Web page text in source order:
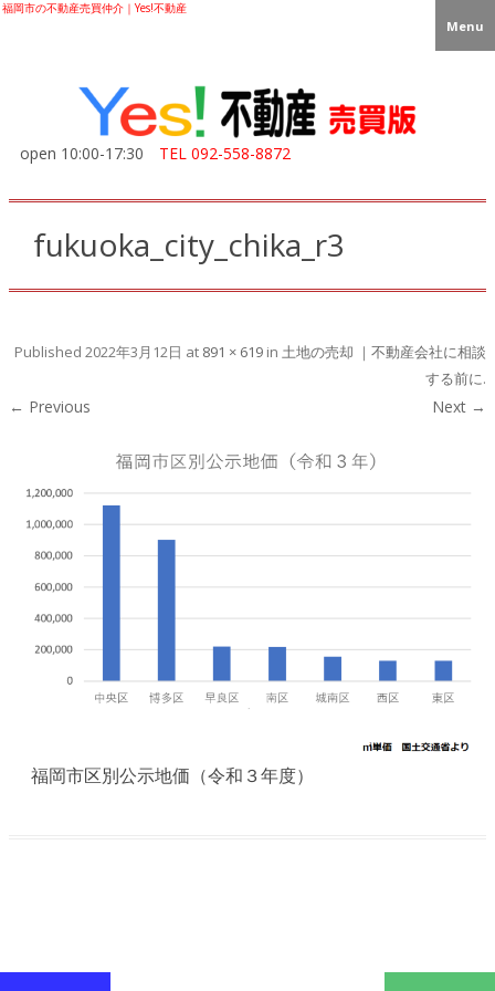
福岡市の不動産売買仲介｜Yes!不動産
open 10:00-17:30 TEL 092-558-8872
Menu
fukuoka_city_chika_r3
Published 2022年3月12日 at 891 × 619 in 土地の売却 ｜不動産会社に相談
する前に.
← Previous Next →
福岡市区別公示地価（令和３年度）